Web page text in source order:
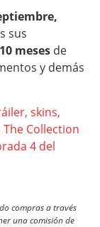
sus
meses de
y demás
skins,
Collection
4 del
compras a través
una comisión de